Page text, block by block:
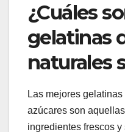
¿Cuáles
gelatinas
naturales
Las mejores
azúcares son
ingredientes frescos